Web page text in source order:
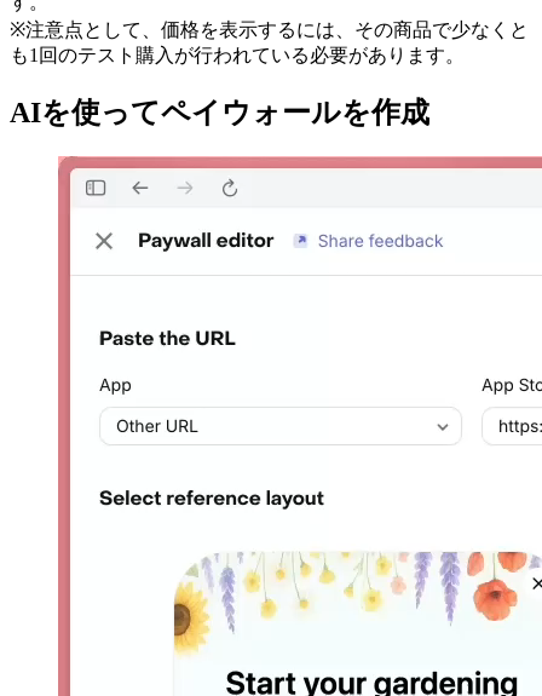
※注意点として、価格を表示するには、その商品で少なくと
も1回のテスト購入が行われている必要があります。
AIを使ってペイウォールを作成